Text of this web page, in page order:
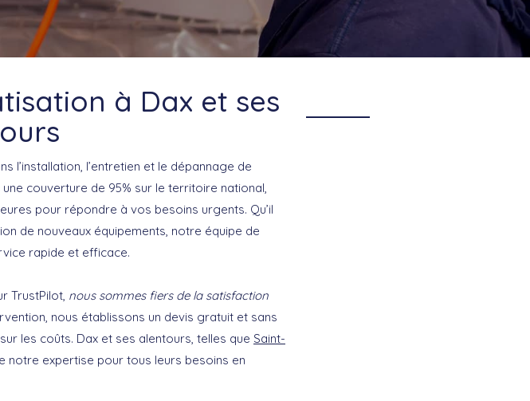
à Dax et ses
l’installation, l’entretien et le dépannage de
couverture de 95% sur le territoire national,
pour répondre à vos besoins urgents. Qu’il
de nouveaux équipements, notre équipe de
rapide et efficace.
TrustPilot, nous sommes fiers de la satisfaction
nous établissons un devis gratuit et sans
les coûts. Dax et ses alentours, telles que Saint-
notre expertise pour tous leurs besoins en